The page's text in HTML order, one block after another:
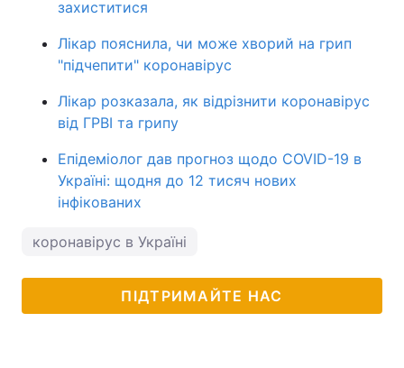
захиститися
Лікар пояснила, чи може хворий на грип
"підчепити" коронавірус
Лікар розказала, як відрізнити коронавірус
від ГРВІ та грипу
Епідеміолог дав прогноз щодо COVID-19 в
Україні: щодня до 12 тисяч нових
інфікованих
коронавірус в Україні
ПІДТРИМАЙТЕ НАС